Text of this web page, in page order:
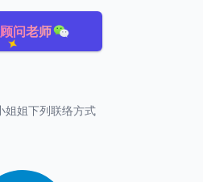
顾问老师
姐姐下列联络方式